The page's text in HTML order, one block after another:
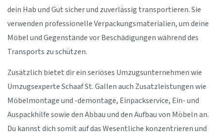
dein Hab und Gut sicher und zuverlässig transportieren. Sie
verwenden professionelle Verpackungsmaterialien, um deine
Möbel und Gegenstände vor Beschädigungen während des
Transports zu schützen.
Zusätzlich bietet dir ein seriöses Umzugsunternehmen wie
Umzugsexperte Schaaf St. Gallen auch Zusatzleistungen wie
Möbelmontage und -demontage, Einpackservice, Ein- und
Auspackhilfe sowie den Abbau und den Aufbau von Möbeln an.
Du kannst dich somit auf das Wesentliche konzentrieren und